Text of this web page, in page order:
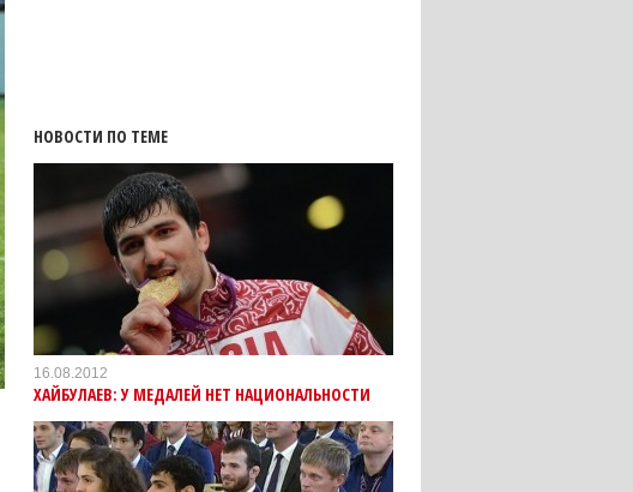
НОВОСТИ ПО ТЕМЕ
16.08.2012
ХАЙБУЛАЕВ: У МЕДАЛЕЙ НЕТ НАЦИОНАЛЬНОСТИ